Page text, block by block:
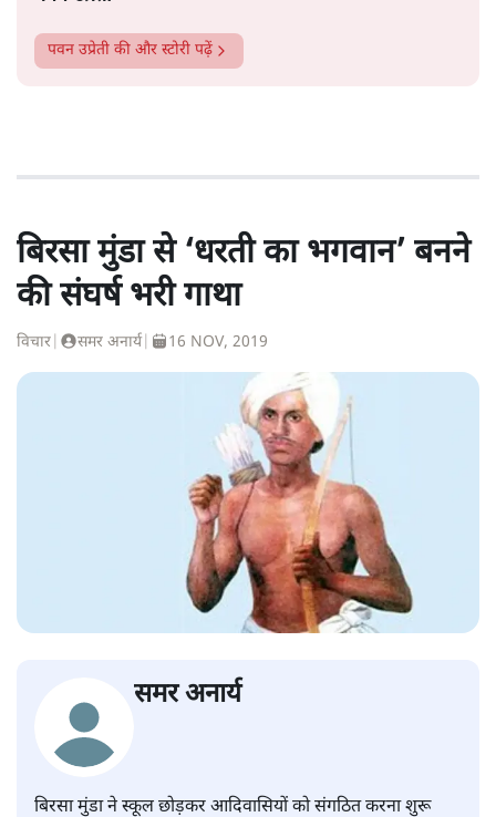
पवन उप्रेती की और स्टोरी पढ़ें
बिरसा मुंडा से ‘धरती का भगवान’ बनने
की संघर्ष भरी गाथा
विचार समर अनार्य| 16 NOV, 2019
समर अनार्य
बिरसा मुंडा ने स्कूल छोड़कर आदिवासियों को संगठित करना शुरू